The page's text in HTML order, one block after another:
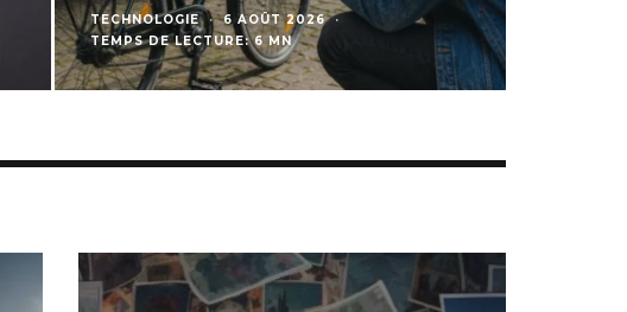
FINANCE · 4 AOÛT 2026
TEMPS DE LECTURE: 3 MN